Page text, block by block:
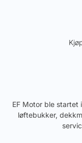
EF Motor ble
løftebukker,